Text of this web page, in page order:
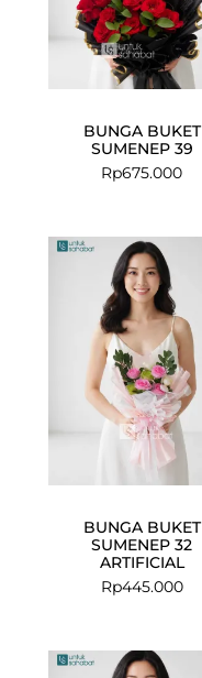
BUNGA BUKET
SUMENEP 39
Rp675.000
BUNGA BUKET
SUMENEP 32
ARTIFICIAL
Rp445.000